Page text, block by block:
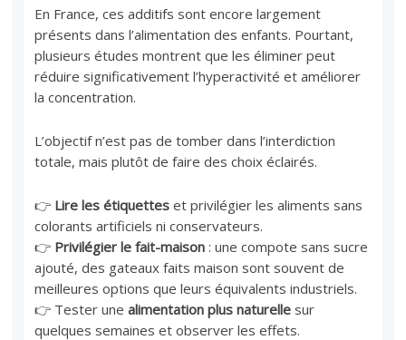
En France, ces additifs sont encore largement
présents dans l’alimentation des enfants. Pourtant,
plusieurs études montrent que les éliminer peut
réduire significativement l’hyperactivité et améliorer
la concentration.
L’objectif n’est pas de tomber dans l’interdiction
totale, mais plutôt de faire des choix éclairés.
👉 Lire les étiquetteset privilégier les aliments sans
colorants artificiels ni conservateurs.
👉 Privilégier le fait-maison : une compote sans sucre
ajouté, des gateaux faits maison sont souvent de
meilleures options que leurs équivalents industriels.
👉 Tester unealimentation plus naturellesur
quelques semaines et observer les effets.